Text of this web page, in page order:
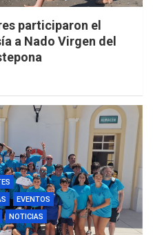
participaron el
a Nado Virgen del
EVENTOS
NOTICIAS